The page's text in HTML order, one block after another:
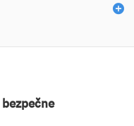
bezpečne